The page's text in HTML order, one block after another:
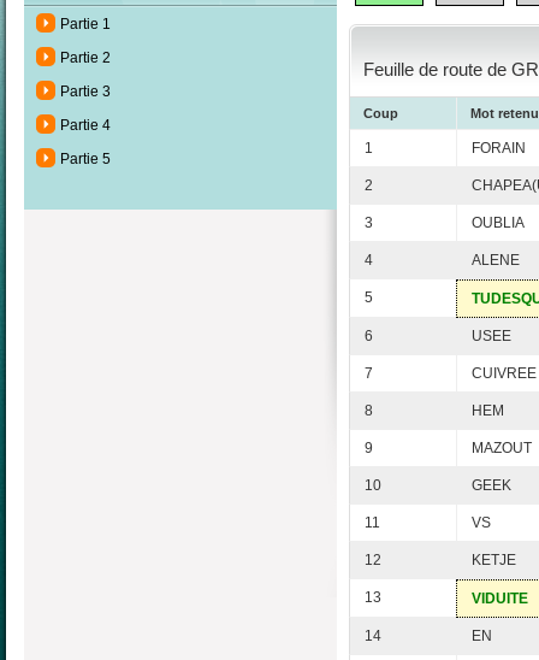
Partie 1
Partie 2
Partie 3
Partie 4
Partie 5
Feuille de route de
Coup Mot retenu
1 FORAIN
2
3 OUBLIA
4 ALENE
5
6 USEE
7 CUIVREE
8 HEM
9 MAZOUT
10 GEEK
11 VS
12 KETJE
13 VIDUITE
14 EN